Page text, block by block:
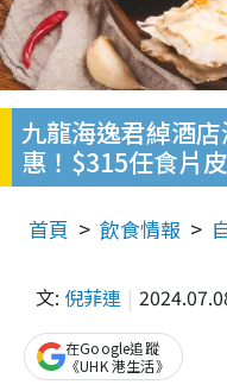
九龍海逸君綽酒
惠！$315任食片
首頁 飲食情報
文: 倪菲連
在Google追蹤
《UHK 港生活》